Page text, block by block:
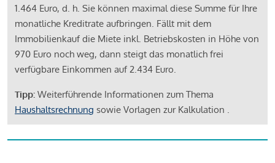
1.464 Euro, d. h. Sie können maximal diese Summe für Ihre
monatliche Kreditrate aufbringen. Fällt mit dem
Immobilienkauf die Miete inkl. Betriebskosten in Höhe von
970 Euro noch weg, dann steigt das monatlich frei
verfügbare Einkommen auf 2.434 Euro.
Tipp: Weiterführende Informationen zum Thema
Haushaltsrechnung sowie Vorlagen zur Kalkulation .